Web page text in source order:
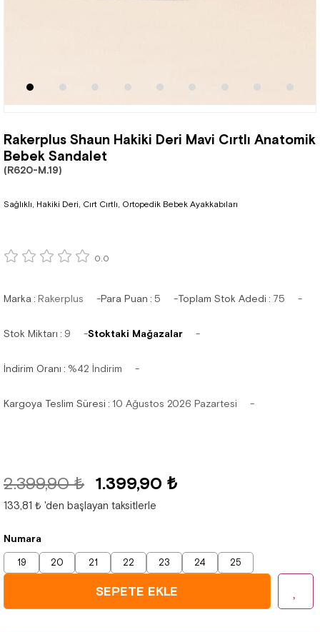
Rakerplus Shaun Hakiki Deri Mavi Cırtlı Anatomik
Bebek Sandalet
(R620-M.19)
Sağlıklı, Hakiki Deri, Cırt Cırtlı, Ortopedik Bebek Ayakkabıları
0.0
Marka : Rakerplus Para Puan : 5 Toplam Stok Adedi : 75
Stok Miktarı : 9 Stoktaki Mağazalar
İndirim Oranı : %42 İndirim
Kargoya Teslim Süresi : 10 Ağustos 2026 Pazartesi
2.399,90 ₺ 1.399,90 ₺
133,81 ₺ 'den başlayan taksitlerle
Numara
19 20 21 22 23 24 25